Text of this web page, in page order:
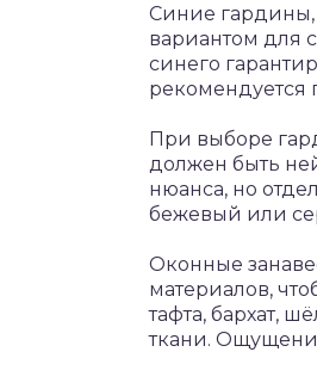
Синие гардины,
вариантом для
синего
рекомендуется
При выборе
должен быть
нюанса, но
бежевый или
Оконные
материалов,
тафта, бархат,
ткани.